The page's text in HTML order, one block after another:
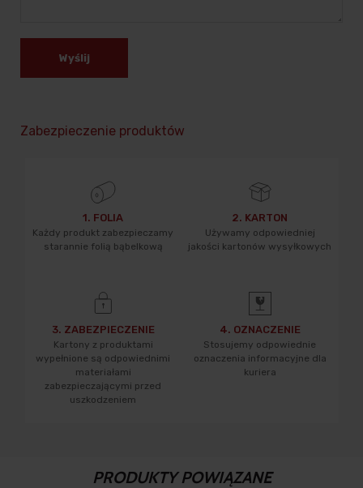
Wyślij
Zabezpieczenie produktów
1. FOLIA
Każdy produkt zabezpieczamy
starannie folią bąbelkową
2. KARTON
Używamy odpowiedniej
jakości kartonów wysyłkowych
3. ZABEZPIECZENIE
Kartony z produktami
wypełnione są odpowiednimi
materiałami
zabezpieczającymi przed
uszkodzeniem
4. OZNACZENIE
Stosujemy odpowiednie
oznaczenia informacyjne dla
kuriera
PRODUKTY POWIĄZANE